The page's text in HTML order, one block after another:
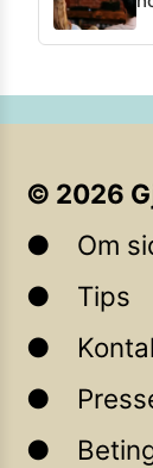
© 2026
Om
Tips